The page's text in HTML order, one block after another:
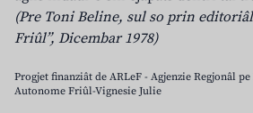
(Pre Toni Beline, sul so prin
Friûl”, Dicembar 1978)
Progjet finanziât de ARLeF - Agjenzie Regjonâl
Autonome Friûl-Vignesie Julie